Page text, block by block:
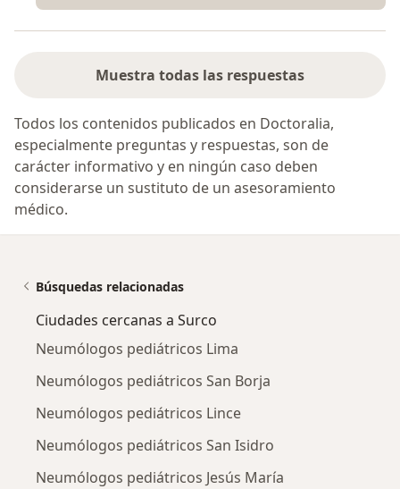
Muestra todas las respuestas
Todos los contenidos publicados en Doctoralia,
especialmente preguntas y respuestas, son de
carácter informativo y en ningún caso deben
considerarse un sustituto de un asesoramiento
médico.
Búsquedas relacionadas
Ciudades cercanas a Surco
Neumólogos pediátricos Lima
Neumólogos pediátricos San Borja
Neumólogos pediátricos Lince
Neumólogos pediátricos San Isidro
Neumólogos pediátricos Jesús María